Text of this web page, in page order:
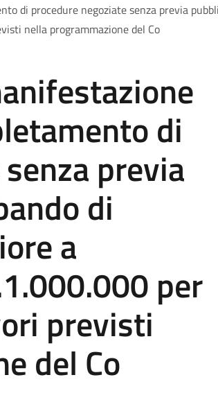
di procedure negoziate senza previa
nella programmazione del Co
di
previa
di
a
per
previsti
del Co